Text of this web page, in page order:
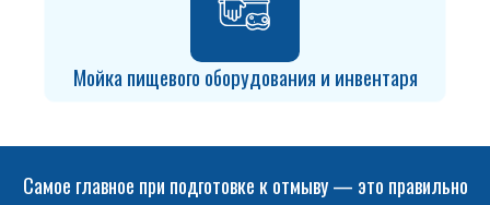
Мойка пищевого оборудования и инвентаря
Самое главное при подготовке к отмыву — это правильно